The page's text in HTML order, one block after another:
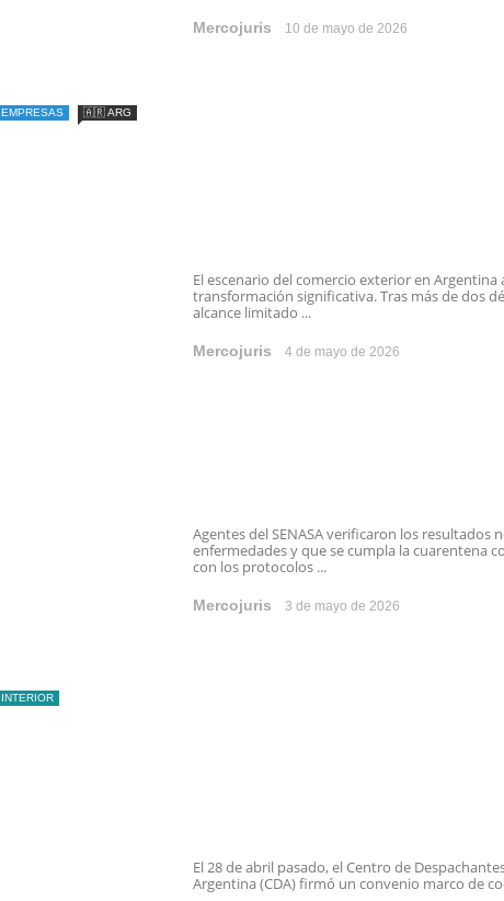
Mercojuris 10 de mayo de 2026
EMPRESAS 🇦🇷 ARG
El escenario del comercio exterior en Argentina
transformación significativa. Tras más de dos
alcance limitado ...
Mercojuris 4 de mayo de 2026
Agentes del SENASA verificaron los resultados
enfermedades y que se cumpla la cuarentena
con los protocolos ...
Mercojuris 3 de mayo de 2026
INTERIOR
El 28 de abril pasado, el Centro de
Argentina (CDA) firmó un convenio marco de